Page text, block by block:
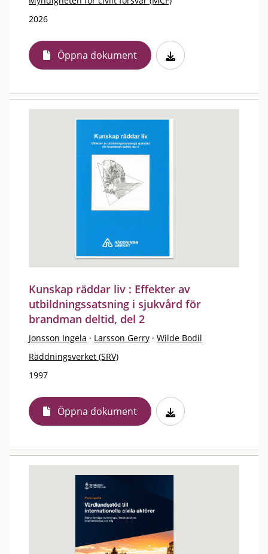
2026
Öppna dokument
Kunskap räddar liv : Effekter av
utbildningssatsning i sjukvård för
brandman deltid, del 2
Jonsson Ingela · Larsson Gerry · Wilde Bodil
Räddningsverket (SRV)
1997
Öppna dokument